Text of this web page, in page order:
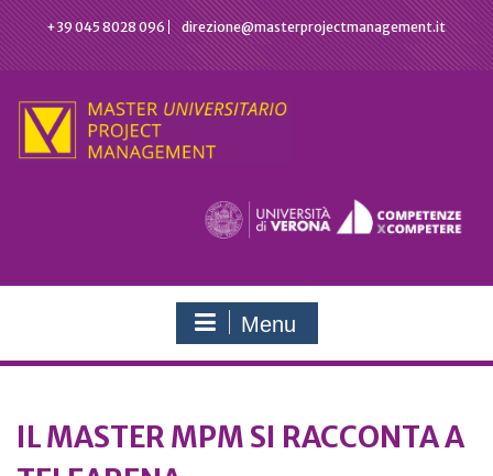
Skip
to
content
+39 045 8028 096 direzione@masterprojectmanagement.it
Menu
IL MASTER MPM SI RACCONTA A